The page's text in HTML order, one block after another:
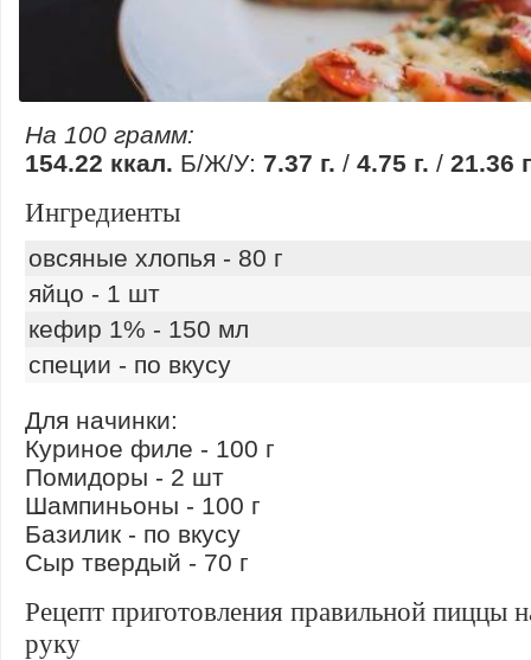
На 100 грамм:
154.22 ккал. Б/Ж/У: 7.37 г. / 4.75 г. / 21.36
Ингредиенты
овсяные хлопья - 80 г
яйцо - 1 шт
кефир 1% - 150 мл
специи - по вкусу
Для начинки:
Куриное филе - 100 г
Помидоры - 2 шт
Шампиньоны - 100 г
Базилик - по вкусу
Сыр твердый - 70 г
Рецепт приготовления правильной пиццы
руку